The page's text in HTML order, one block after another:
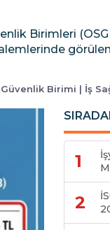
Birimleri
Güvenlik Birimi | İş
1
2